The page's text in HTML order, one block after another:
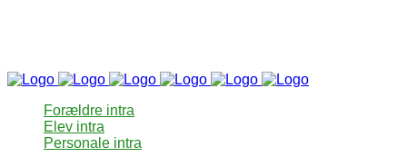
Forældre intra
Elev intra
Personale intra